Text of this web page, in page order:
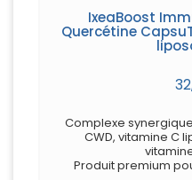
IxeaBoost
Quercétine
Complexe
CWD, vitamine C
Produit premium